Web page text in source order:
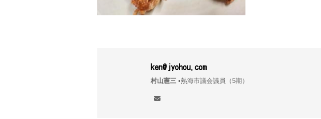
ken@jyohou.com
村山憲三 ▪︎熱海市議会議員（5期）